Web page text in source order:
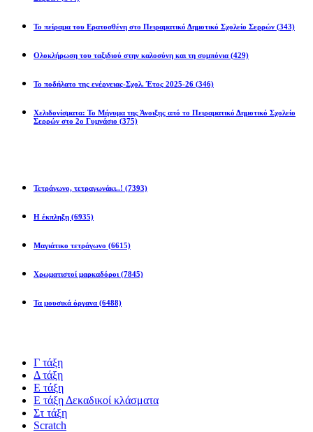
Το πείραμα του Ερατοσθένη στο Πειραματικό Δημοτικό Σχολείο Σερρών (343)
Ολοκλήρωση του ταξιδιού στην καλοσύνη και τη συμπόνια (429)
Το ποδήλατο της ενέργειας-Σχολ. Έτος 2025-26 (346)
Χελιδονίσματα: Το Μήνυμα της Άνοιξης από το Πειραματικό Δημοτικό Σχολείο
Σερρών στο 2ο Γυμνάσιο (375)
Τετράγωνο, τετραγωνάκι..! (7393)
Η έκπληξη (6935)
Μαγιάτικο τετράγωνο (6615)
Χρωματιστοί μαρκαδόροι (7845)
Τα μουσικά όργανα (6488)
Γ τάξη
Δ τάξη
Ε τάξη
Ε τάξη Δεκαδικοί κλάσματα
Στ τάξη
Scratch